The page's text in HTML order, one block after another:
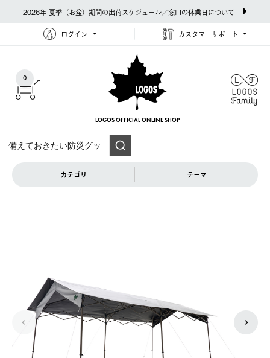
2026年 夏季（お盆）期間の出荷スケジュール／窓口の休業日について
ログイン カスタマーサポート
0
LOGOS OFFICIAL ONLINE SHOP
カテゴリ テーマ